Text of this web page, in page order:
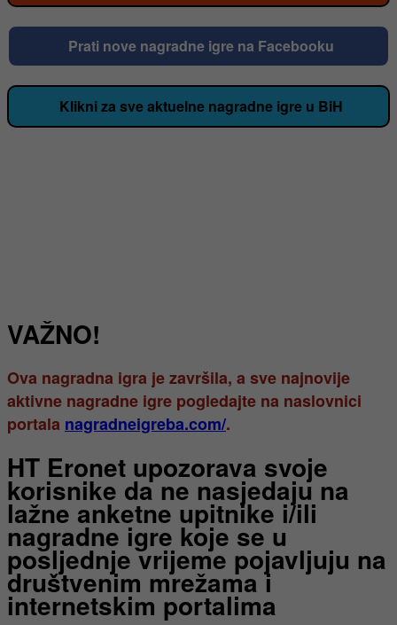
Prati nove nagradne igre na Facebooku
Klikni za sve aktuelne nagradne igre u BiH
VAŽNO!
Ova nagradna igra je završila, a sve najnovije
aktivne nagradne igre pogledajte na naslovnici
portala nagradneigreba.com/.
HT Eronet upozorava svoje
korisnike da ne nasjedaju na
lažne anketne upitnike i/ili
nagradne igre koje se u
posljednje vrijeme pojavljuju na
društvenim mrežama i
internetskim portalima